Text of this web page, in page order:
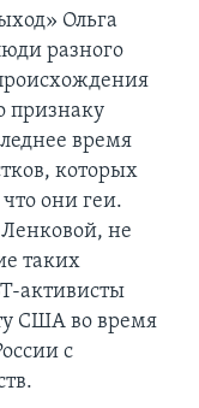
Ольга
разного
признаку
время
которых
они геи.
не
таких
активисты
США во время
с